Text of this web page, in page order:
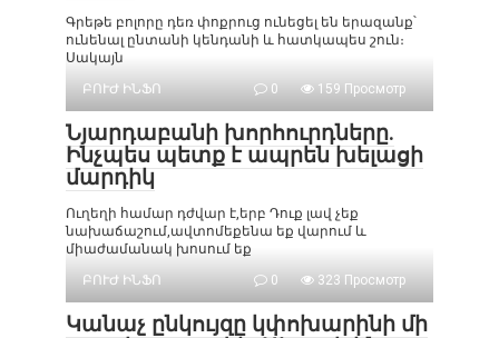
Գրեթե բոլորը դեռ փոքրուց ունեցել են երազանք՝
ունենալ ընտանի կենդանի և հատկապես շուն։
Սակայն
ԲՈՒԺ ԻՆՖՈ
0 159 Просмотр
Նյարդաբանի խորհուրդները.
Ինչպես պետք է ապրեն խելացի
մարդիկ
Ուղեղի համար դժվար է,երբ Դուք լավ չեք
նախաճաշում,ավտոմեքենա եք վարում և
միաժամանակ խոսում եք
ԲՈՒԺ ԻՆՖՈ
0 323 Просмотр
Կանաչ ընկույզը կփոխարինի մի